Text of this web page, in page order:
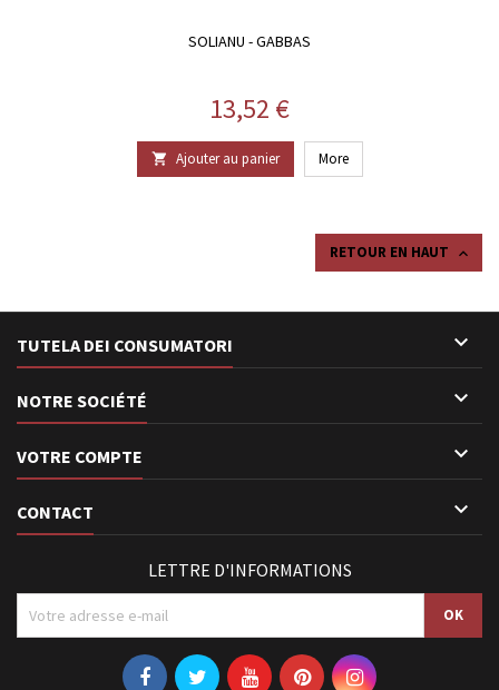
SOLIANU - GABBAS
Prix
13,52 €
 Ajouter au panier More
RETOUR EN HAUT 
TUTELA DEI CONSUMATORI 
NOTRE SOCIÉTÉ 
VOTRE COMPTE 
CONTACT 
LETTRE D'INFORMATIONS